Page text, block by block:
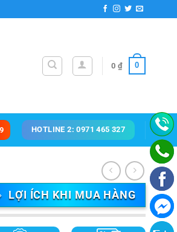
0 ₫ 0
HOTLINE 2: 0971 465 327
LỢI ÍCH KHI MUA HÀNG